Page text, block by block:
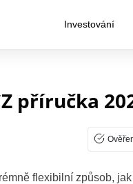
Investování
příručka
flexibilní způsob,